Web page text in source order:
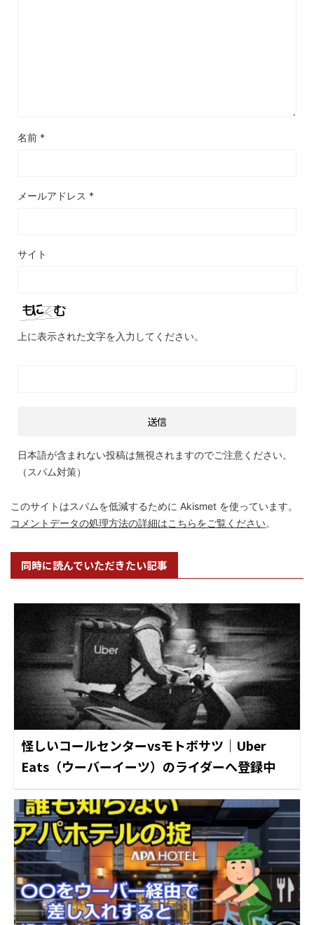
名前 *
メールアドレス *
サイト
上に表示された文字を入力してください。
日本語が含まれない投稿は無視されますのでご注意ください。
（スパム対策）
このサイトはスパムを低減するために Akismet を使っています。
コメントデータの処理方法の詳細はこちらをご覧ください。
同時に読んでいただきたい記事
怪しいコールセンターvsモトボサツ｜Uber
Eats（ウーバーイーツ）のライダーへ登録中